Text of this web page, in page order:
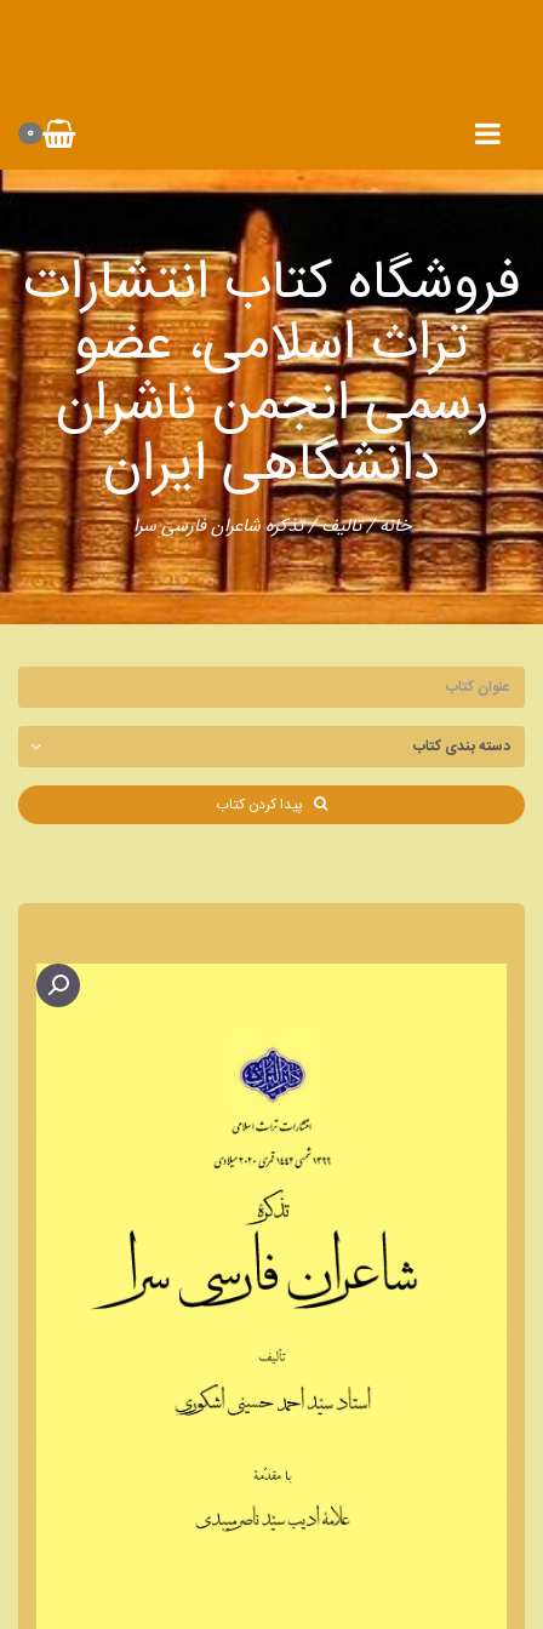
0
فروشگاه کتاب انتشارات
تراث اسلامی، عضو
رسمی انجمن ناشران
دانشگاهی ایران
خانه/تالیف/ تذکره شاعران فارسی سرا